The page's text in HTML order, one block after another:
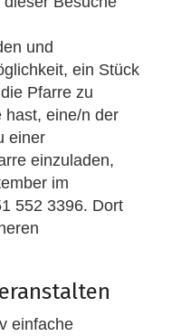
und
ein Stück
Pfarre zu
hast, eine/n der
einer
einzuladen,
im
552 3396. Dort
einfache